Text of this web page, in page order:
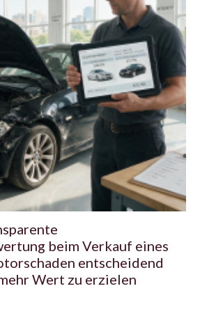
beim Verkauf eines
entscheidend
Wert zu erzielen